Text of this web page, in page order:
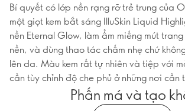
Bí quyết có lớp nền rạng rỡ trẻ trung của
một giọt kem bắt sáng IlluSkin Liquid
nền Eternal Glow, làm ẩm miếng mút
nền, và dùng thao tác chấm nhẹ chứ
lên da. Màu kem rất tự nhiên và tiệp với
cần tùy chỉnh độ che phủ ở những nơi cần
Phấn má và tạo